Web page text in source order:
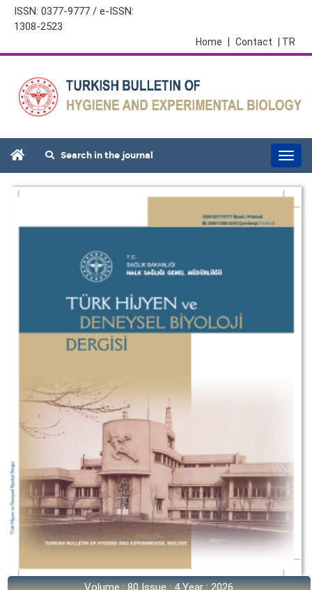
ISSN: 0377-9777 / e-ISSN:
1308-2523
| TR
Contact
Home
Search in the journal
Volume : 80 Issue : 4 Year : 2026